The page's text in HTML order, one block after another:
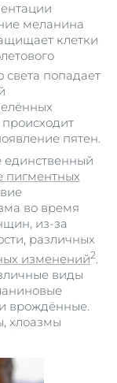
меланина
клетки
попадает
пятен.
единственный
пигментных
во время
из-за
различных
изменений2.
виды
врождённые.
хлоазмы